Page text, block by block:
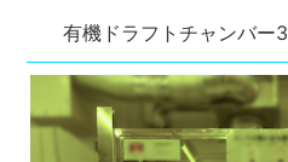
有機ドラフトチャンバー3